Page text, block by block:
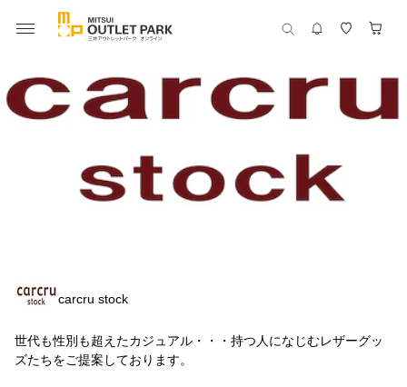
carcru stock
世代も性別も超えたカジュアル・・・持つ人になじむレザーグッ
ズたちをご提案しております。